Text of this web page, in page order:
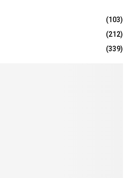
(103)
(212)
(339)